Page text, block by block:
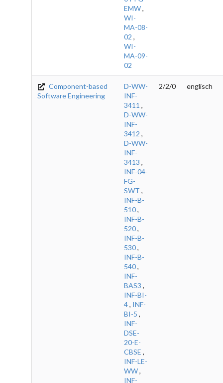
EMW,
WI-
MA-08-
02 ,
WI-
MA-09-
02
Component-based
Software Engineering
D-WW-
INF-
3411 ,
D-WW-
INF-
3412 ,
D-WW-
INF-
3413 ,
INF-04-
FG-
SWT ,
INF-B-
510,
INF-B-
520,
INF-B-
530,
INF-B-
540,
INF-
BAS3 ,
INF-BI-
4, INF-
BI-5 ,
INF-
DSE-
20-E-
CBSE ,
INF-LE-
WW,
INF-
2/2/0 englisch